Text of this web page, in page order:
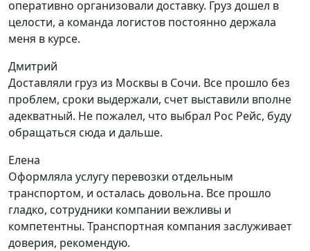
оперативно организовали доставку. Груз дошел в
целости, а команда логистов постоянно держала
меня в курсе.
Дмитрий
Доставляли груз из Москвы в Сочи. Все прошло без
проблем, сроки выдержали, счет выставили вполне
адекватный. Не пожалел, что выбрал Рос Рейс, буду
обращаться сюда и дальше.
Елена
Оформляла услугу перевозки отдельным
транспортом, и осталась довольна. Все прошло
гладко, сотрудники компании вежливы и
компетентны. Транспортная компания заслуживает
доверия, рекомендую.